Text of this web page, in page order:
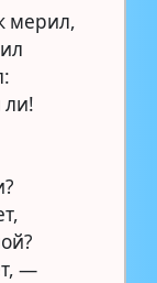
мерил,
ли!
—